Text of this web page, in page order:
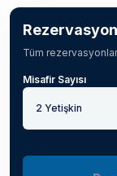
Tüm
Misafir Sayısı
2 Yetişkin